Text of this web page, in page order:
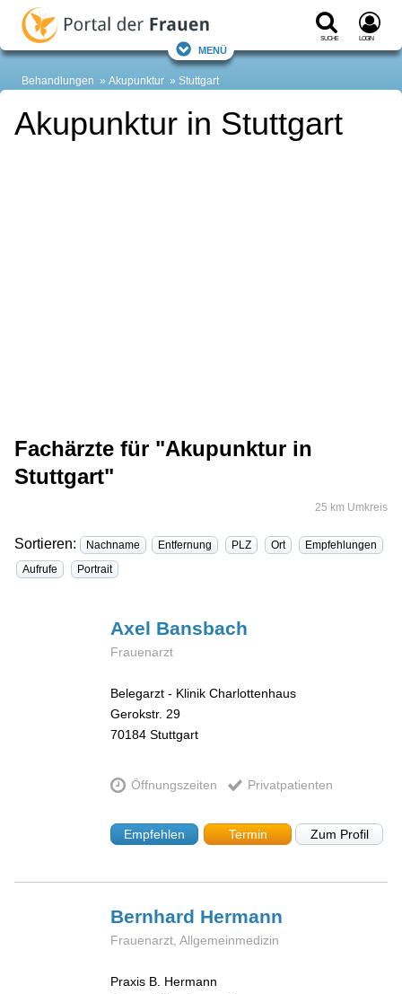
Suche Login
Menü
Behandlungen Akupunktur Stuttgart
Akupunktur in Stuttgart
Fachärzte für "Akupunktur in
Stuttgart"
25 km Umkreis
Sortieren: Nachname Entfernung PLZ Ort
Empfehlungen
Aufrufe
Portrait
Axel Bansbach
Frauenarzt
Belegarzt - Klinik Charlottenhaus
Gerokstr. 29
70184 Stuttgart
Öffnungszeiten Privatpatienten
Empfehlen Termin Zum Profil
Bernhard Hermann
Frauenarzt, Allgemeinmedizin
Praxis B. Hermann